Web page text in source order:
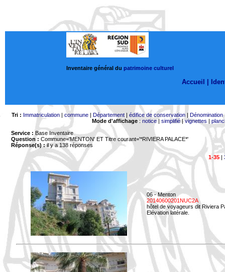
Inventaire général du patrimoine culturel
Accueil |
Tri : Immatriculation| commune| Département| édifice de conservation| Dénomination
Mode d'affichage: notice| simplifié|vignettes |
Service : Base Inventaire
Question : Commune='MENTON' ET Titre courant='*RIVIERA PALACE*'
Réponse(s) :il y a 138 réponses
1-35|
06 - Menton
20140600201NUC2A
hôtel de voyageurs dit Riviera
Elévation latérale.